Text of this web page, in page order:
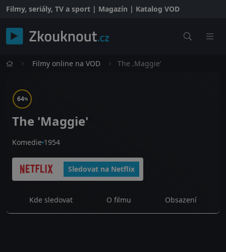
Filmy, seriály, TV a sport | Magazín | Katalog VOD
Filmy online na VOD The ‚Maggie‘
64%
The 'Maggie'
Komedie 1954
Sledovat na Netflix
Kde sledovat O filmu Obsazení